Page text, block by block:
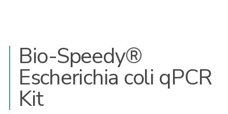
Bio-Speedy®
Escherichia coli qPCR
Kit